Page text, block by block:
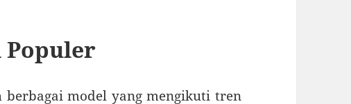
Populer
model yang mengikuti tren